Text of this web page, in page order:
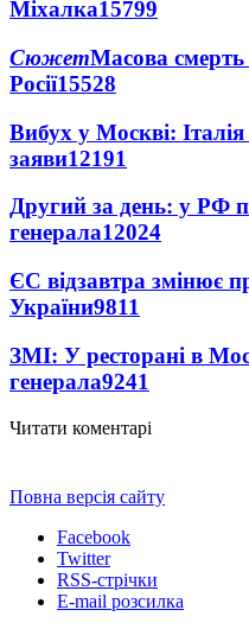
Міхалка15799
СюжетМасова
Росії15528
Вибух у Москві: Італія
заяви12191
Другий за день: у РФ
генерала12024
ЄС відзавтра змінює
України9811
ЗМІ: У ресторані в
генерала9241
Читати коментарі
Повна версія сайту
Facebook
Twitter
RSS-стрічки
E-mail розсилка